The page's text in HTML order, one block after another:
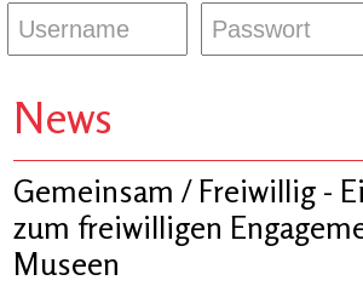
News
Gemeinsam / Freiwillig -
zum freiwilligen
Museen